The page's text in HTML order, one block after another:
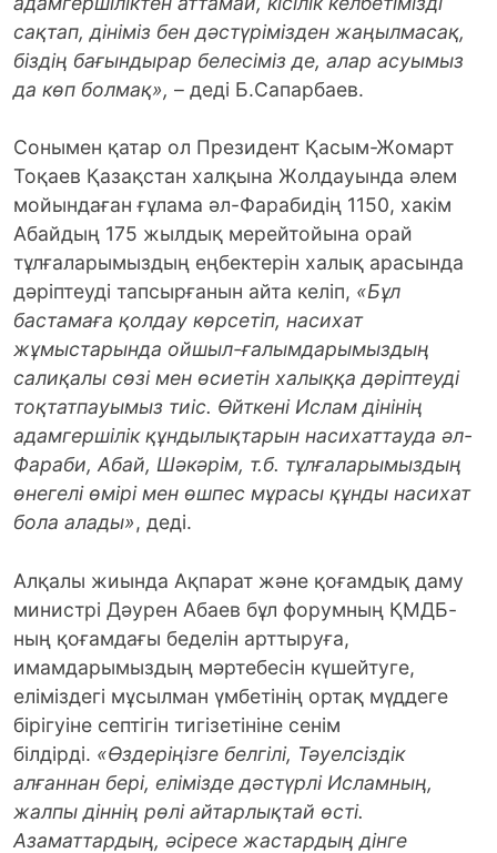
сақтап, дініміз бен дәстүрімізден жаңылмасақ,
біздің бағындырар белесіміз де, алар асуы­мыз
да көп болмақ», – деді Б.Сапарбаев.
Сонымен қатар ол Президент Қасым-Жомарт
Тоқаев Қазақстан халқына Жол­дауында әлем
мойындаған ғұлама әл-Фа­рабидің 1150, хакім
Абайдың 175 жылдық мерейтойына орай
тұлғаларымыздың еңбектерін халық арасында
дәріптеуді тапсырғанын айта келіп, «Бұл
бастамаға қолдау көрсетіп, насихат
жұмыстарында ойшыл-ғалымдарымыздың
салиқалы сөзі мен өсиетін халыққа дәріптеуді
тоқтатпауымыз тиіс. Өйткені Ислам діні­нің
адамгершілік құндылықтарын наси­хат­тауда әл-
Фараби, Абай, Шәкәрім, т.б. тұл­ғаларымыздың
өнегелі өмірі мен өшпес мұрасы құнды насихат
бола алады», деді.
Алқалы жиында Ақпарат және қоғам­дық даму
министрі Дәурен Абаев бұл форумның ҚМДБ-
ның қоғамдағы беделін арттыруға,
имамдарымыздың мәртебесін күшейтуге,
еліміздегі мұсылман үмбе­тінің ортақ мүддеге
бірігуіне септігін тигізетініне сенім
білдірді. «Өздеріңізге белгілі, Тәуелсіздік
алғаннан бері, елі­мізде дәстүрлі Исламның,
жалпы діннің рөлі айтарлықтай өсті.
Азаматтардың, әсіресе жастардың дінге